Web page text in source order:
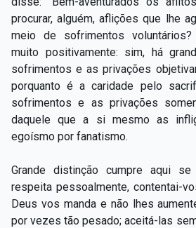
Capítulo XXVII — Pedi e obtereis
Capítulo XXVIII — Coletânea de
procurar, alguém, aflições que lhe
meio de sofrimentos
muito positivamente: sim, há
sofrimentos e as privações
porquanto é a caridade pelo
sofrimentos e as privações
daquele que a si mesmo as
egoísmo por fanatismo.
Grande distinção cumpre aqui
respeita pessoalmente, contentai-
Deus vos manda e não lhes
por vezes tão pesado; aceitá-las